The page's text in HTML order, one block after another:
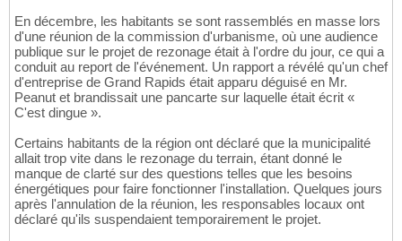
En décembre, les habitants se sont rassemblés en masse lors
d'une réunion de la commission d'urbanisme, où une audience
publique sur le projet de rezonage était à l'ordre du jour, ce qui a
conduit au report de l'événement. Un rapport a révélé qu'un chef
d'entreprise de Grand Rapids était apparu déguisé en Mr.
Peanut et brandissait une pancarte sur laquelle était écrit «
C'est dingue ».
Certains habitants de la région ont déclaré que la municipalité
allait trop vite dans le rezonage du terrain, étant donné le
manque de clarté sur des questions telles que les besoins
énergétiques pour faire fonctionner l'installation. Quelques jours
après l'annulation de la réunion, les responsables locaux ont
déclaré qu'ils suspendaient temporairement le projet.